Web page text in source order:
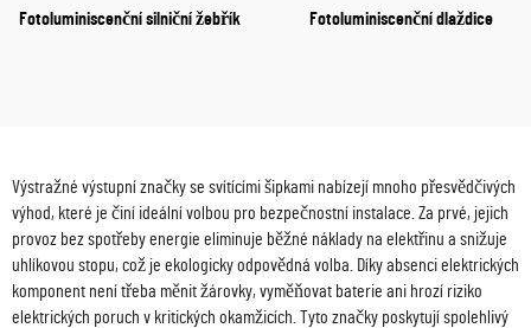
Fotoluminiscenční silniční žebřík Fotoluminiscenční dlaždice
Výstražné výstupní značky se svítícími šipkami nabízejí mnoho přesvědčivých
výhod, které je činí ideální volbou pro bezpečnostní instalace. Za prvé, jejich
provoz bez spotřeby energie eliminuje běžné náklady na elektřinu a snižuje
uhlíkovou stopu, což je ekologicky odpovědná volba. Díky absenci elektrických
komponent není třeba měnit žárovky, vyměňovat baterie ani hrozí riziko
elektrických poruch v kritických okamžicích. Tyto značky poskytují spolehlivý